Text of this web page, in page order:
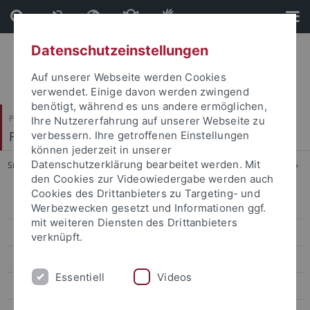
Direkt
zum
Inhalt
Direkt
zur
Fußleiste
Philosophische Fakultät
Fachbereich Geschichtswissenschaft
Sie sind hier: Startseite ... Erfahrungsberichte und Berufsfelder
Kontakt
Grundprinzipien
Bewerbung und Auswahlverfahren
Datenschutzeinstellungen
Auf unserer Webseite werden Cookies
verwendet. Einige davon werden zwingend
benötigt, während es uns andere ermöglichen,
Ihre Nutzererfahrung auf unserer Webseite zu
verbessern. Ihre getroffenen Einstellungen
können jederzeit in unserer
Datenschutzerklärung bearbeitet werden. Mit
den Cookies zur Videowiedergabe werden auch
Cookies des Drittanbieters zu Targeting- und
Werbezwecken gesetzt und Informationen ggf.
mit weiteren Diensten des Drittanbieters
verknüpft.
Essentiell Videos